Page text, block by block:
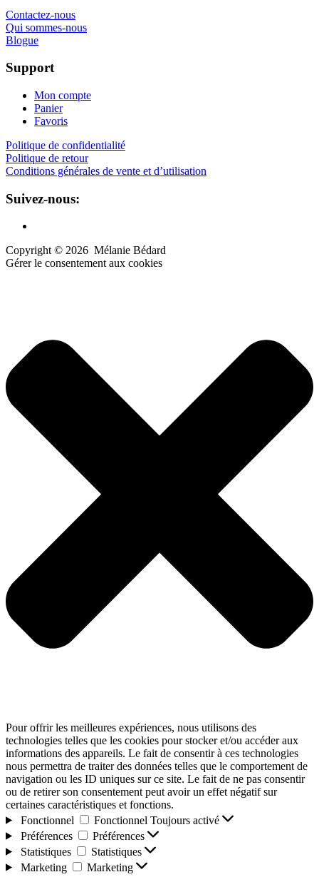
Contactez-nous
Qui sommes-nous
Blogue
Support
Mon compte
Panier
Favoris
Politique de confidentialité
Politique de retour
Conditions générales de vente et d’utilisation
Suivez-nous:
Copyright © 2026 Mélanie Bédard
Gérer le consentement aux cookies
Pour offrir les meilleures expériences, nous utilisons des
technologies telles que les cookies pour stocker et/ou accéder aux
informations des appareils. Le fait de consentir à ces technologies
nous permettra de traiter des données telles que le comportement de
navigation ou les ID uniques sur ce site. Le fait de ne pas consentir
ou de retirer son consentement peut avoir un effet négatif sur
certaines caractéristiques et fonctions.
Fonctionnel
Fonctionnel Toujours activé
Préférences
Préférences
Statistiques
Statistiques
Marketing
Marketing